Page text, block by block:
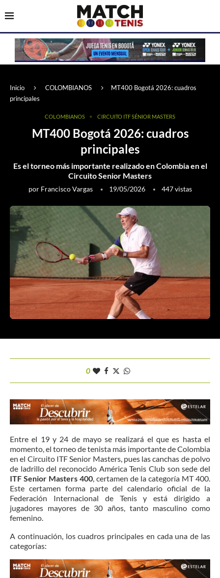
Inicio COLOMBIANOS
MT400 Bogotá 2026: cuadros
principales
COLOMBIANOS CIRCUITO ITF SÉNIOR MASTERS
MT400 Bogotá 2026: cuadros
principales
Es el torneo más importante realizado en Colombia en el
Circuito Senior Masters
por Francisco Vargas 19/05/2026 447vistas
0
Entre el 19 y 24 de mayo se realizará el que es hasta el
momento, el torneo de tenista más importante de Colombia
en el Circuito ITF Senior Masters, pues las canchas de polvo
de ladrillo del reconocido América Tenis Club son sede del
ITF Senior Masters 400 , certamen de la categoría MT 400.
Este certamen forma parte del calendario oficial de la
Federación Internacional de Tenis y está dirigido a
jugadores mayores de 30 años, tanto masculino como
femenino.
A continuación, los cuadros principales en cada una de las
categorías: